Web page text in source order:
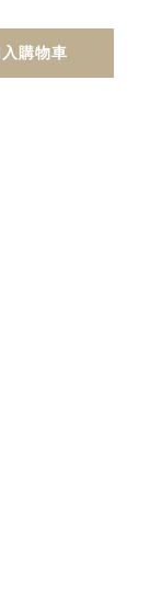
入購物車